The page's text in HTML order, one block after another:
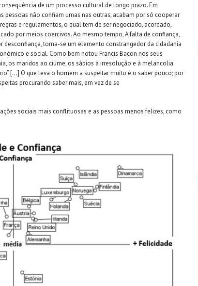
de um processo cultural de longo prazo. Em
pessoas não confiam umas nas outras, acabam por só cooperar
e regulamentos, o qual tem de ser negociado, acordado,
por meios coercivos. Ao mesmo tempo, A falta de confiança,
torna-se um elemento constrangedor da cidadania
e social. Como bem notou Francis Bacon nos seus
os maridos ao ciúme, os sábios à irresolução e à melancolia.
[…] O que leva o homem a suspeitar muito é o saber pouco; por
procurando saber mais, em vez de se
sociais mais conflituosas e as pessoas menos felizes, como